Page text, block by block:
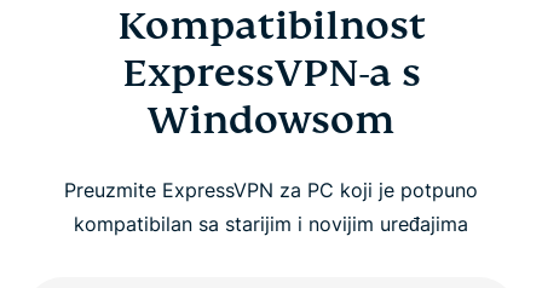
Kompatibilnost
ExpressVPN-a s
Windowsom
Preuzmite ExpressVPN za PC koji je potpuno
kompatibilan sa starijim i novijim uređajima